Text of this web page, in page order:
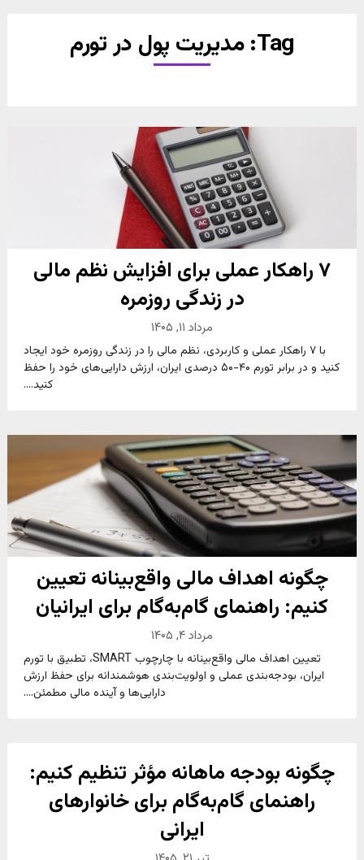
Tag: مدیریت پول در تورم
۷ راهکار عملی برای افزایش نظم مالی
در زندگی روزمره
مرداد ۱۱, ۱۴۰۵
با ۷ راهکار عملی و کاربردی، نظم مالی را در زندگی روزمره خود ایجاد
کنید و در برابر تورم ۴۰-۵۰ درصدی ایران، ارزش دارایی‌های خود را حفظ
کنید....
چگونه اهداف مالی واقع‌بینانه تعیین
کنیم: راهنمای گام‌به‌گام برای ایرانیان
مرداد ۴, ۱۴۰۵
تعیین اهداف مالی واقع‌بینانه با چارچوب SMART، تطبیق با تورم
ایران، بودجه‌بندی عملی و اولویت‌بندی هوشمندانه برای حفظ ارزش
دارایی‌ها و آینده مالی مطمئن....
چگونه بودجه ماهانه مؤثر تنظیم کنیم:
راهنمای گام‌به‌گام برای خانوارهای
ایرانی